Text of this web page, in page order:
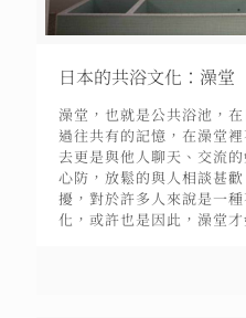
日本的共浴文化：澡堂
澡堂，也就是公共浴池，
過往共有的記憶，在澡堂
去更是與他人聊天、交流
心防，放鬆的與人相談甚
擾，對於許多人來說是一
化，或許也是因此，澡堂